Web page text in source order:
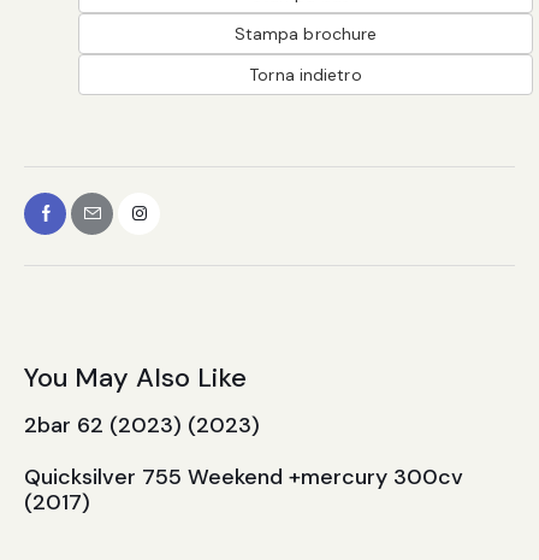
Stampa brochure
Torna indietro
You May Also Like
2bar 62 (2023) (2023)
Quicksilver 755 Weekend +mercury 300cv
(2017)